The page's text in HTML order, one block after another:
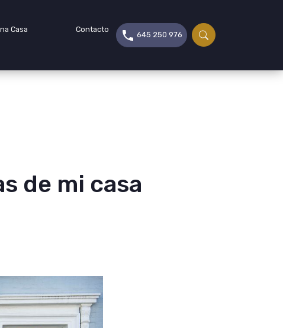
Casa
Contacto
645 250 976
de mi casa